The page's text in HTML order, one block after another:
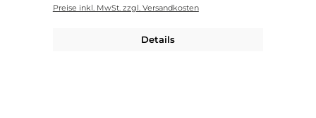
Preise inkl. MwSt. zzgl. Versandkosten
Details